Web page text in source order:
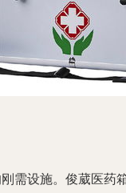
需设施。俊葳医